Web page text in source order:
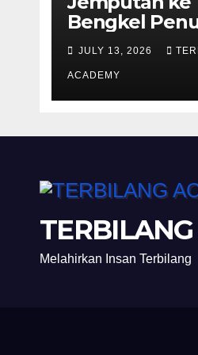
Bengkel
Proposal
Permohonan
Kemasukan
Program
(PhD).
JULY 13, 2026
ACADEMY
Melahirkan Insan Terbilang